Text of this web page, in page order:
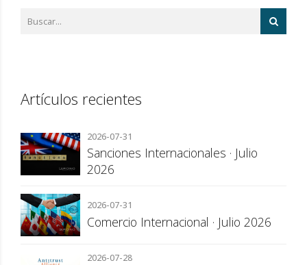
Artículos recientes
2026-07-31
Sanciones Internacionales · Julio
2026
2026-07-31
Comercio Internacional · Julio 2026
2026-07-28